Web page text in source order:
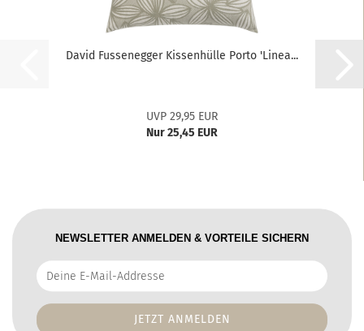
David Fussenegger Kissenhülle Porto 'Linea...
UVP 29,95 EUR
Nur 25,45 EUR
NEWSLETTER ANMELDEN & VORTEILE SICHERN
Deine
E-
Addresse